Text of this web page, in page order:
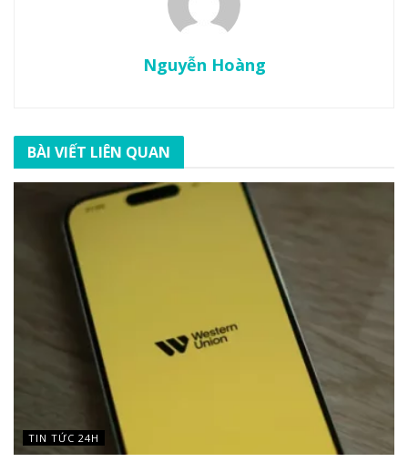
Nguyễn Hoàng
BÀI VIẾT LIÊN QUAN
TIN TỨC 24H